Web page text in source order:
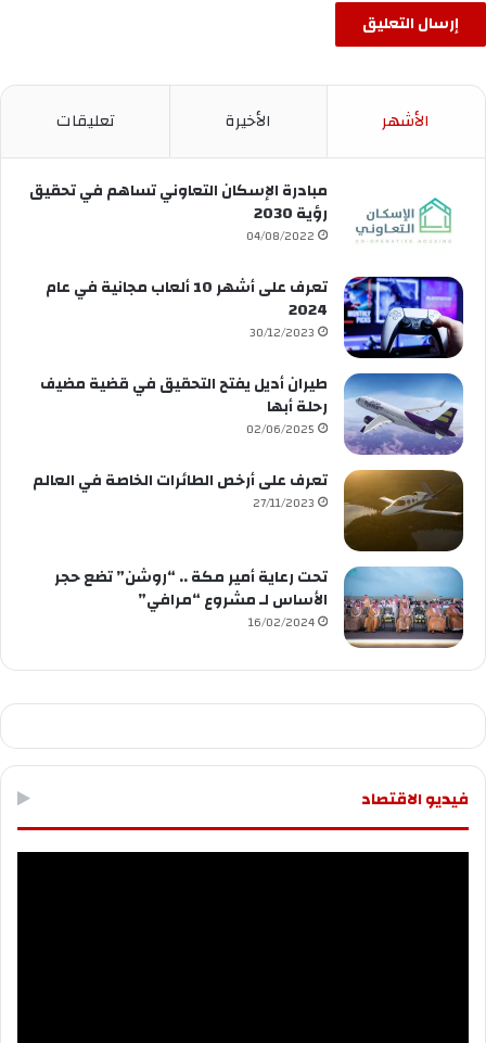
الأشهر الأخيرة تعليقات
مبادرة الإسكان التعاوني تساهم في تحقيق
رؤية 2030
04/08/2022
تعرف على أشهر 10 ألعاب مجانية في عام
2024
30/12/2023
طيران أديل يفتح التحقيق في قضية مضيف
رحلة أبها
02/06/2025
تعرف على أرخص الطائرات الخاصة في العالم
27/11/2023
تحت رعاية أمير مكة .. “روشن” تضع حجر
الأساس لـ مشروع “مرافي”
16/02/2024
فيديو الاقتصاد